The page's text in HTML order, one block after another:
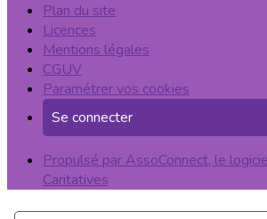
Plan du site
Licences
Mentions légales
CGUV
Paramétrer vos cookies
Se connecter
Propulsé par AssoConnect, le
Caritatives